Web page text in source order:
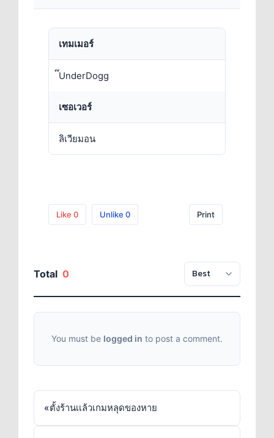
เทมเมอร์
๊UnderDogg
เซอเวอร์
ลิเวียมอน
Like 0 Unlike 0 Print
Total 0
You must be logged in to post a comment.
«ตั้งร้านเเล้วเกมหลุดของหาย